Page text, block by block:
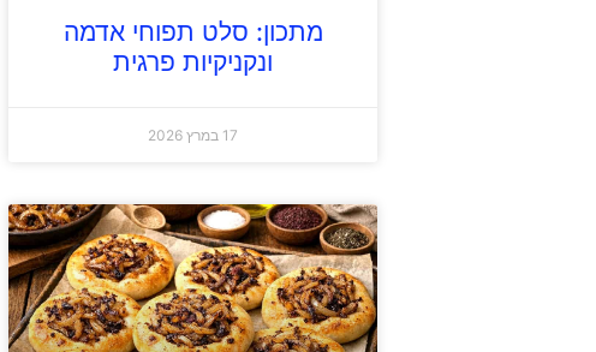
מתכון: סלט תפוחי אדמה
ונקניקיות פרגית
17 במרץ 2026